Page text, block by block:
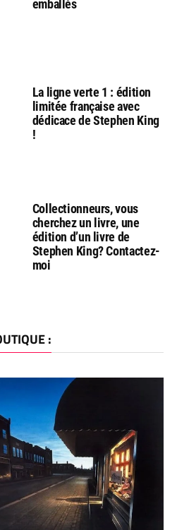
emballés
La ligne verte 1 : édition
limitée française avec
dédicace de Stephen King
!
Collectionneurs, vous
cherchez un livre, une
édition d’un livre de
Stephen King? Contactez-
moi
: